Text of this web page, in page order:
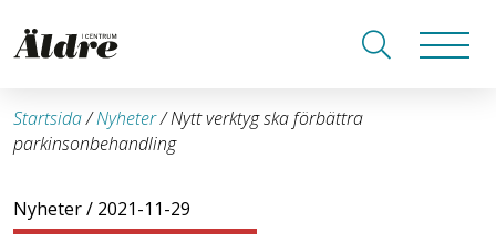
Startsida/Nyheter/Nytt verktyg ska förbättra
parkinsonbehandling
Nyheter/ 2021-11-29